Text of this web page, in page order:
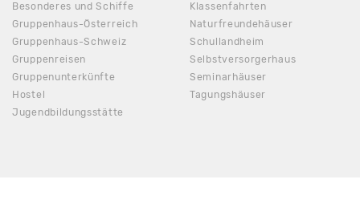
Besonderes und Schiffe
Gruppenhaus-Österreich
Gruppenhaus-Schweiz
Gruppenreisen
Gruppenunterkünfte
Hostel
Jugendbildungsstätte
Klassenfahrten
Naturfreundehäuser
Schullandheim
Selbstversorgerhaus
Seminarhäuser
Tagungshäuser